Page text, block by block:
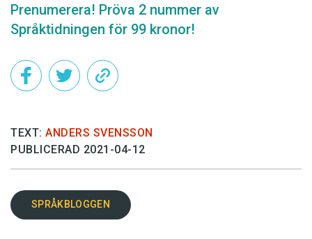
Prenumerera! Pröva 2 nummer av
Språktidningen för 99 kronor!
TEXT: ANDERS SVENSSON
PUBLICERAD 2021-04-12
SPRÅKBLOGGEN